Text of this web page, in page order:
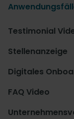
Testimonial
Stellenanzeige
Digitales
FAQ Video